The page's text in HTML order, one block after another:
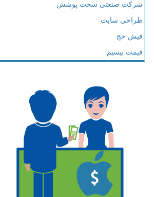
شرکت صنعتی سخت پوشش
طراحی سایت
فیش حج
قیمت بیسیم